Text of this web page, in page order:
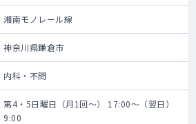
湘南モノレール線
神奈川県鎌倉市
内科・不問
第4・5日曜日（月1回～） 17:00～（翌日）
9:00